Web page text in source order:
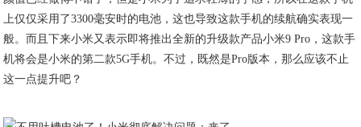
上仅仅采用了3300毫安时的电池，这也导致这款手机的续航确实表现一
般。而且下来小米又表示即将推出全新的升级款产品小米9 Pro，这款手
机将会是小米的第二款5G手机。不过，既然是Pro版本，那么应该不止
这一点提升吧？